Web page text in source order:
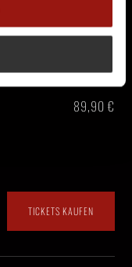
TICKETS KAUFEN
89,90 €
TICKETS KAUFEN